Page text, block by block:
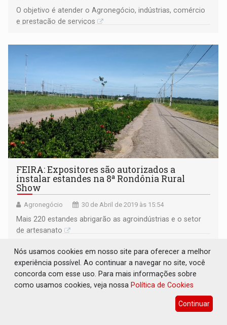
O objetivo é atender o Agronegócio, indústrias, comércio
e prestação de serviços
FEIRA: Expositores são autorizados a
instalar estandes na 8ª Rondônia Rural
Show
Agronegócio 30 de Abril de 2019 às 15:54
Mais 220 estandes abrigarão as agroindústrias e o setor
de artesanato
Nós usamos cookies em nosso site para oferecer a melhor
experiência possível. Ao continuar a navegar no site, você
concorda com esse uso. Para mais informações sobre
como usamos cookies, veja nossa Política de Cookies
Continuar